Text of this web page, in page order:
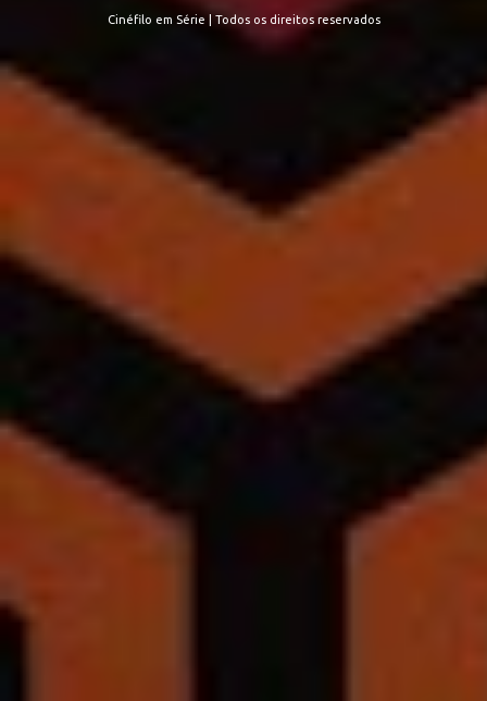
Cinéfilo em Série | Todos os direitos reservados